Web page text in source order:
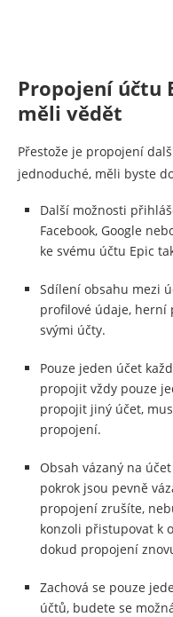
Propojení účtu
měli vědět
Přestože je propojení
jednoduché, měli byste
Další možnosti
Facebook, Google
ke svému účtu Epic
Sdílení obsahu mezi
profilové údaje, herní
svými účty.
Pouze jeden účet
propojit vždy pouze
propojit jiný účet,
propojení.
Obsah vázaný na
pokrok jsou pevně
propojení zrušíte,
konzoli přistupovat k
dokud propojení
Zachová se pouze
účtů, budete se